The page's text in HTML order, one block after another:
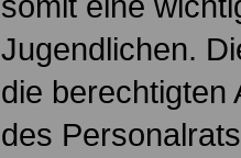
Jugendlichen.
die berechtigten
des